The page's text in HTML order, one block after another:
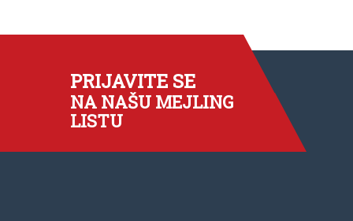
PRIJAVITE SE
NA NAŠU MEJLING
LISTU